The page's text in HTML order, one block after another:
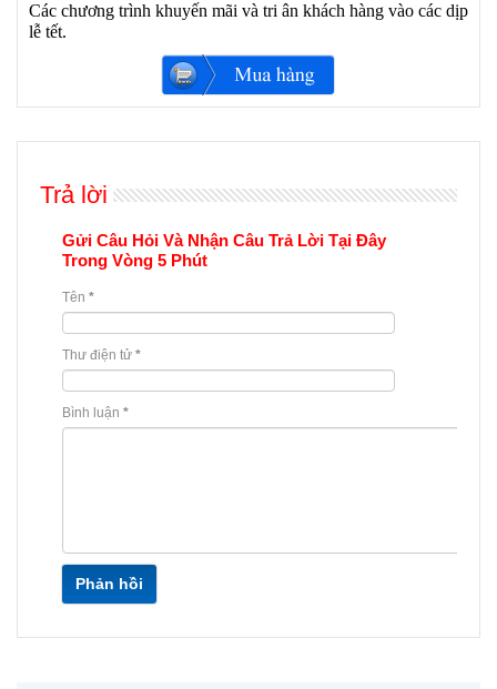
Các chương trình khuyến mãi và tri ân khách hàng vào các dịp
lễ tết.
Trả lời
Gửi Câu Hỏi Và Nhận Câu Trả Lời Tại Đây
Trong Vòng 5 Phút
Tên *
Thư điện tử *
Bình luận *
Phản hồi